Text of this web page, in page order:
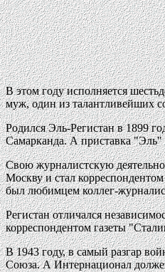
В этом году исполняется
муж, один из талантливейших
Родился Эль-Регистан в 1899
Самарканда. А приставка "Эль"
Свою журналистскую
Москву и стал
был любимцем коллег-
Регистан отличался
корреспондентом газеты
В 1943 году, в самый разгар
Союза. А Интернационал